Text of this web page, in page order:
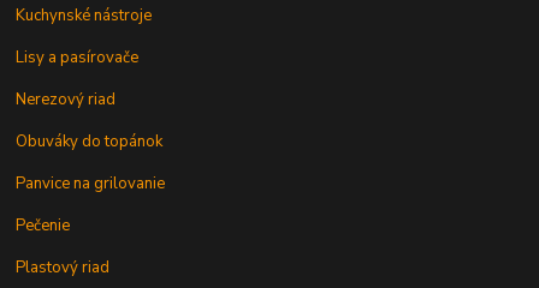
Kuchynské nástroje
Lisy a pasírovače
Nerezový riad
Obuváky do topánok
Panvice na grilovanie
Pečenie
Plastový riad